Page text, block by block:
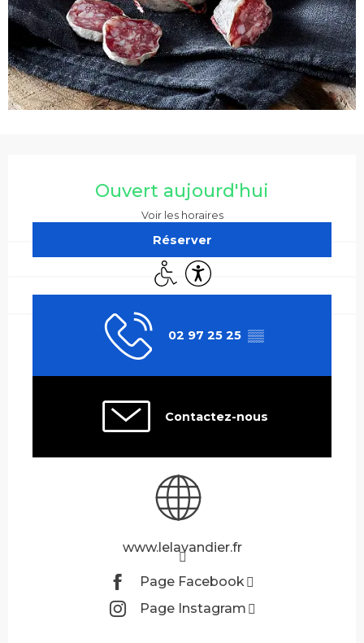
Ouvert aujourd'hui
Voir les horaires
Réserver
Accès handicapés
Accessibilité
02 97 25 25 ▒▒
Contactez-nous
www.lelavandier.fr
Page Facebook
Page Instagram